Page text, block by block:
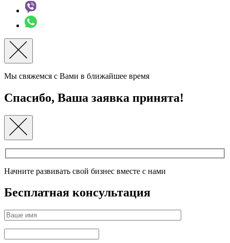
Мы свяжемся с Вами в ближайшее время
Спасибо, Ваша заявка принята!
Начните развивать свой бизнес вместе с нами
Бесплатная консультация